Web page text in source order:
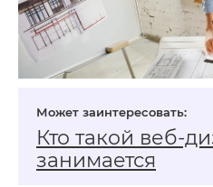
Кто такой
занимается